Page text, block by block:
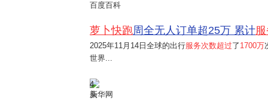
百度百科
萝卜快跑周全无人订单超25万 累计
2025年11月14日 全球的出行服务次数超过了 1700万
世界...
4
新华网